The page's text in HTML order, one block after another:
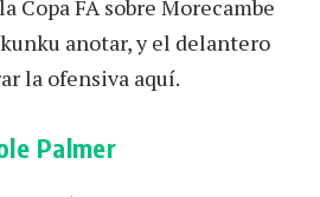
Copa FA sobre Morecambe
anotar, y el delantero
la ofensiva aquí.
Palmer